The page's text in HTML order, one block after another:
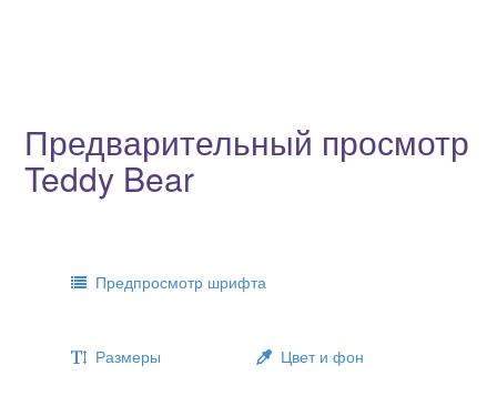
Предварительный просмотр
Teddy Bear
Предпросмотр шрифта
Размеры Цвет и фон